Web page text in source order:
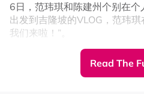
6日，范玮琪和陈建州个别在
出发到吉隆坡的VLOG，范玮
我们来啦！”。
画面中看见，11岁的飞飞和翔
琪的肩膀，兄弟俩都个子高挑。
Read The